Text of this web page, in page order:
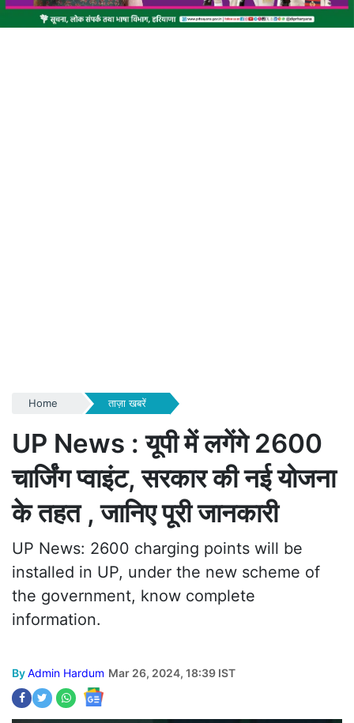
Home ताज़ा खबरें
UP News : यूपी में लगेंगे 2600
चार्जिंग प्वाइंट, सरकार की नई योजना
के तहत , जानिए पूरी जानकारी
UP News: 2600 charging points will be
installed in UP, under the new scheme of
the government, know complete
information.
ByAdmin Hardum Mar 26, 2024, 18:39 IST